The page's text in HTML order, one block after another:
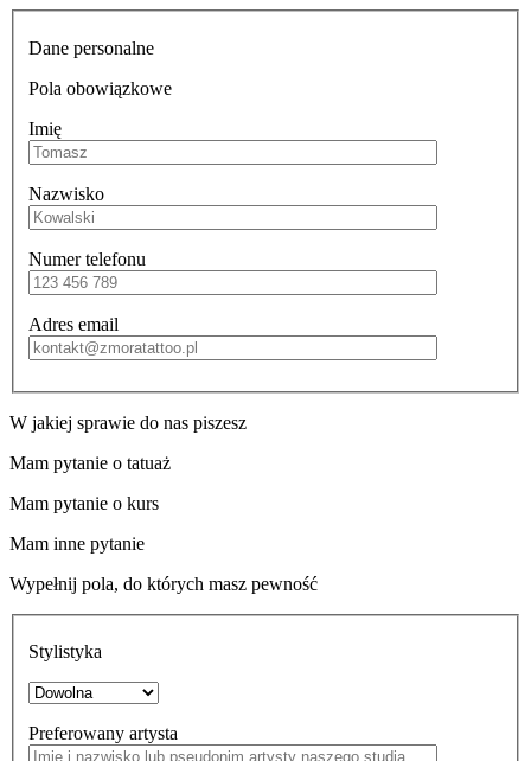
Dane personalne
Pola obowiązkowe
Imię
Nazwisko
Numer telefonu
Adres email
W jakiej sprawie do nas piszesz
Mam pytanie o tatuaż
Mam pytanie o kurs
Mam inne pytanie
Wypełnij pola, do których masz pewność
Stylistyka
Preferowany artysta